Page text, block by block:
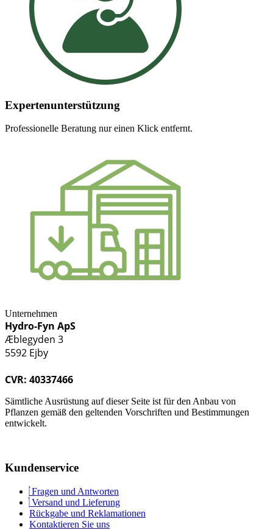
Expertenunterstützung
Professionelle Beratung nur einen Klick entfernt.
Unternehmen
Hydro-Fyn ApS
Æblegyden 3
5592 Ejby
CVR: 40337466
Sämtliche Ausrüstung auf dieser Seite ist für den Anbau von
Pflanzen gemäß den geltenden Vorschriften und Bestimmungen
entwickelt.
Kundenservice
Fragen und Antworten
Versand und Lieferung
Rückgabe und Reklamationen
Kontaktieren Sie uns